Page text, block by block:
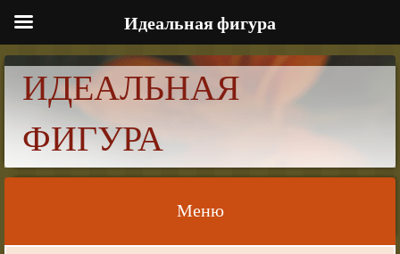
ИДЕАЛЬНАЯ
ФИГУРА
Меню
Идеальная фигура